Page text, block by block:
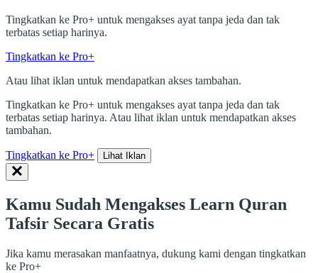
Tingkatkan ke Pro+ untuk mengakses ayat tanpa jeda dan tak
terbatas setiap harinya.
Tingkatkan ke Pro+
Atau lihat iklan untuk mendapatkan akses tambahan.
Tingkatkan ke Pro+ untuk mengakses ayat tanpa jeda dan tak
terbatas setiap harinya. Atau lihat iklan untuk mendapatkan akses
tambahan.
Tingkatkan ke Pro+ Lihat Iklan
Kamu Sudah Mengakses Learn Quran
Tafsir Secara Gratis
Jika kamu merasakan manfaatnya, dukung kami dengan tingkatkan
ke Pro+